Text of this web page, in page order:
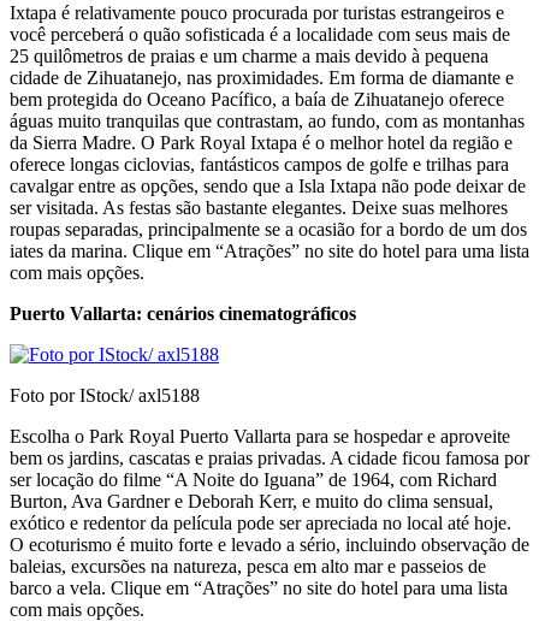
Ixtapa é relativamente pouco procurada por turistas estrangeiros e
você perceberá o quão sofisticada é a localidade com seus mais de
25 quilômetros de praias e um charme a mais devido à pequena
cidade de Zihuatanejo, nas proximidades. Em forma de diamante e
bem protegida do Oceano Pacífico, a baía de Zihuatanejo oferece
águas muito tranquilas que contrastam, ao fundo, com as montanhas
da Sierra Madre. O Park Royal Ixtapa é o melhor hotel da região e
oferece longas ciclovias, fantásticos campos de golfe e trilhas para
cavalgar entre as opções, sendo que a Isla Ixtapa não pode deixar de
ser visitada. As festas são bastante elegantes. Deixe suas melhores
roupas separadas, principalmente se a ocasião for a bordo de um dos
iates da marina. Clique em “Atrações” no site do hotel para uma lista
com mais opções.
Puerto Vallarta: cenários cinematográficos
Foto por IStock/ axl5188
Escolha o Park Royal Puerto Vallarta para se hospedar e aproveite
bem os jardins, cascatas e praias privadas. A cidade ficou famosa por
ser locação do filme “A Noite do Iguana” de 1964, com Richard
Burton, Ava Gardner e Deborah Kerr, e muito do clima sensual,
exótico e redentor da película pode ser apreciada no local até hoje.
O ecoturismo é muito forte e levado a sério, incluindo observação de
baleias, excursões na natureza, pesca em alto mar e passeios de
barco a vela. Clique em “Atrações” no site do hotel para uma lista
com mais opções.